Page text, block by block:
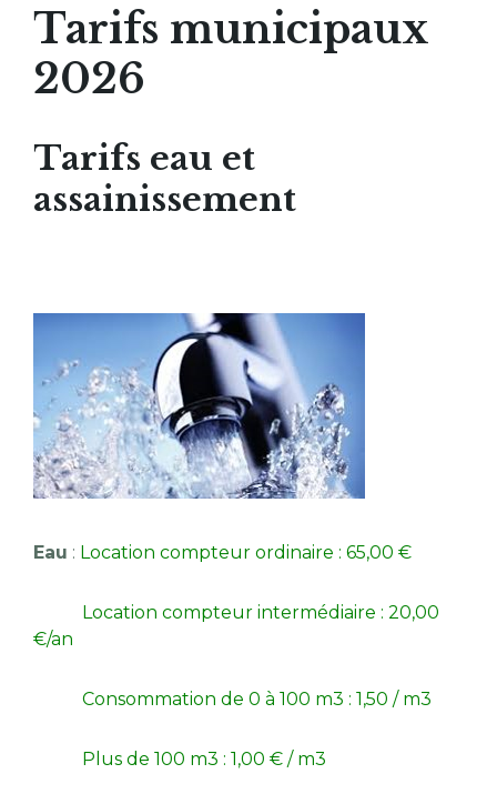
Tarifs municipaux
2026
Tarifs eau et
assainissement
Eau : Location compteur ordinaire : 65,00 €
Location compteur intermédiaire : 20,00
€/an
Consommation de 0 à 100 m3 : 1,50 / m3
Plus de 100 m3 : 1,00 € / m3